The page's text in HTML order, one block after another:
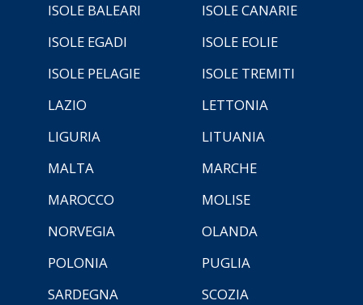
ISOLE BALEARI
ISOLE CANARIE
ISOLE EGADI
ISOLE EOLIE
ISOLE PELAGIE
ISOLE TREMITI
LAZIO
LETTONIA
LIGURIA
LITUANIA
MALTA
MARCHE
MAROCCO
MOLISE
NORVEGIA
OLANDA
POLONIA
PUGLIA
SARDEGNA
SCOZIA